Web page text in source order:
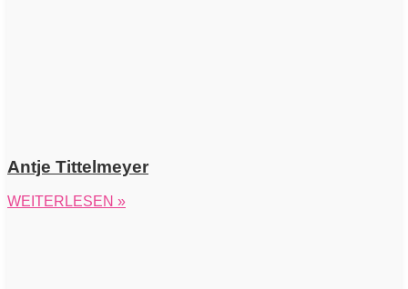
Antje Tittelmeyer
WEITERLESEN »